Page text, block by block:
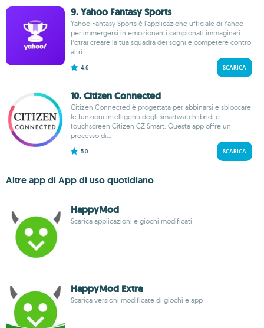
9. Yahoo Fantasy Sports
Yahoo Fantasy Sports è l'applicazione ufficiale di Yahoo
per immergersi in emozionanti campionati immaginari.
Potrai creare la tua squadra dei sogni e competere contro
altri...
4.6 SCARICA
10. Citizen Connected
Citizen Connected è progettata per abbinarsi e sbloccare
le funzioni intelligenti degli smartwatch ibridi e
touchscreen Citizen CZ Smart. Questa app offre un
processo di...
5.0 SCARICA
Altre app di App di uso quotidiano
HappyMod
Scarica applicazioni e giochi modificati
HappyMod Extra
Scarica versioni modificate di giochi e app